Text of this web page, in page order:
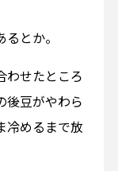
とか。
わせたところ
後豆がやわら
冷めるまで放